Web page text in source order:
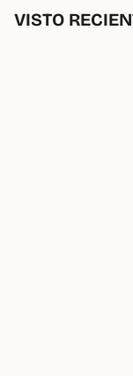
VISTO